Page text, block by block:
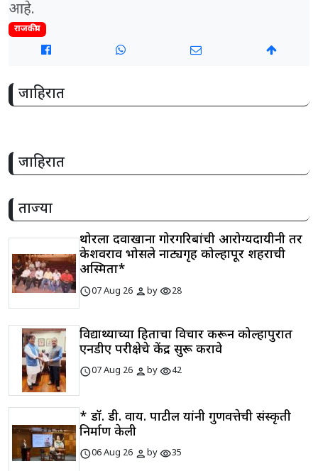
आहे.
राजकीय
जाहिरात
जाहिरात
ताज्या
थोरला दवाखाना गोरगरिबांची आरोग्यदायीनी तर
केशवराव भोसले नाट्यगृह कोल्हापूर शहराची
अस्मिता*
schedule07 Aug 26 personbyvisibility28
विद्यार्थ्यांच्या हिताचा विचार करून कोल्हापुरात
एनडीए परीक्षेचे केंद्र सुरू करावे
schedule07 Aug 26 personbyvisibility42
* डॉ. डी. वाय. पाटील यांनी गुणवत्तेची संस्कृती
निर्माण केली
schedule06 Aug 26 personbyvisibility35